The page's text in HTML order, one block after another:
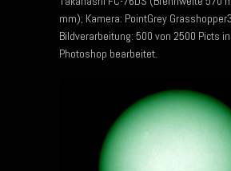
mm); Kamera: PointGrey
Bildverarbeitung: 500 von 2500 Picts
Photoshop bearbeitet.